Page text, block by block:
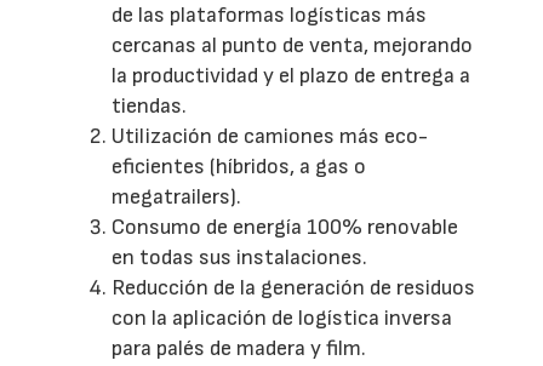
de las plataformas logísticas más
cercanas al punto de venta, mejorando
la productividad y el plazo de entrega a
tiendas.
Utilización de camiones más eco-
eficientes (híbridos, a gas o
megatrailers).
Consumo de energía 100% renovable
en todas sus instalaciones.
Reducción de la generación de residuos
con la aplicación de logística inversa
para palés de madera y film.